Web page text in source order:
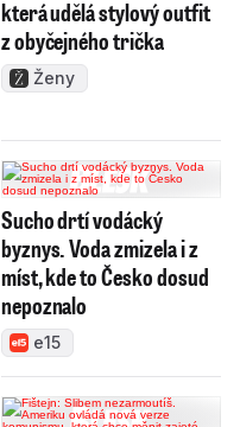
která udělá stylový outfit
z obyčejného trička
Ženy
Sucho drtí vodácký
byznys. Voda zmizela i z
míst, kde to Česko dosud
nepoznalo
e15